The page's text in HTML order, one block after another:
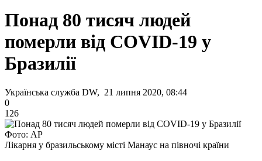
Понад 80 тисяч людей
померли від COVID-19 у
Бразилії
Українська служба DW, 21 липня 2020, 08:44
0
126
Фото: АР
Лікарня у бразильському місті Манаус на півночі країни